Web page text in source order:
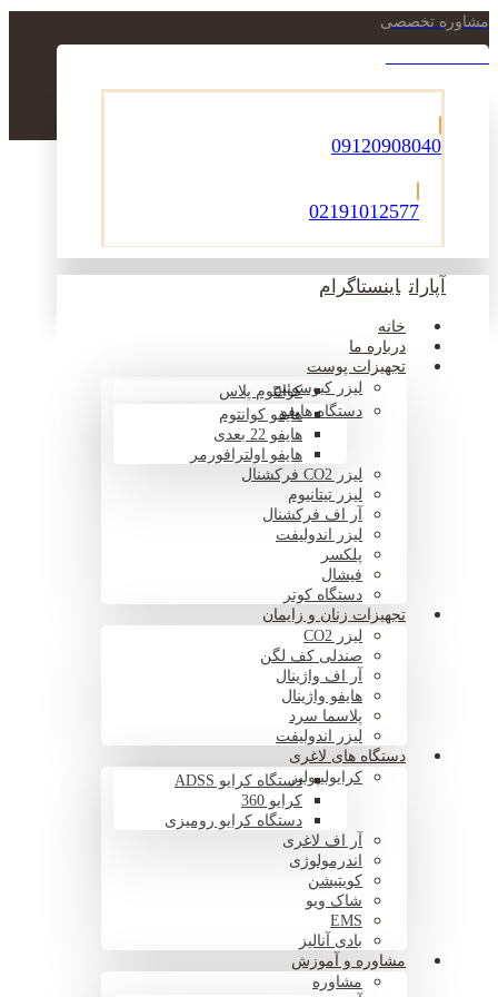
مشاوره تخصصی
09120908040
02191012577
آپارات اینستاگرام
خانه
درباره ما
تجهیزات پوست
لیزر کیوسوئیچکوانتوم پلاس
دستگاه هایفوهایفو کوانتوم
هایفو 22 بعدی
هایفو اولترافورمر
لیزر CO2 فرکشنال
لیزر تیتانیوم
آر اف فرکشنال
لیزر اندولیفت
پلکسر
فیشال
دستگاه کوتر
تجهیزات زنان و زایمان
لیزر CO2
صندلی کف لگن
آر اف واژینال
هایفو واژینال
پلاسما سرد
لیزر اندولیفت
دستگاه های لاغری
کرایولیپولیزدستگاه کرایو ADSS
کرایو 360
دستگاه کرایو رومیزی
آر اف لاغری
اندرمولوژی
کویتیشن
شاک ویو
EMS
بادی آنالیز
مشاوره و آموزش
مشاوره